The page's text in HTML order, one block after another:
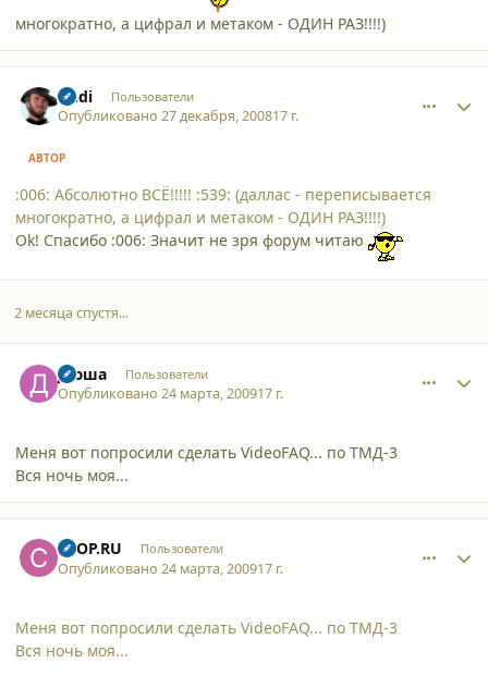
многократно, а цифрал и метаком - ОДИН РАЗ!!!!)
Andi Пользователи
Опубликовано27 декабря, 200817 г.
АВТОР
:006: Абсолютно ВСЁ!!!!! :539: (даллас - переписывается
многократно, а цифрал и метаком - ОДИН РАЗ!!!!)
Ok! Спасибо :006: Значит не зря форум читаю
2 месяца спустя...
Дюша Пользователи
Опубликовано24 марта, 200917 г.
Меня вот попросили сделать VideoFAQ... по ТМД-3
Вся ночь моя...
CTOP.RU Пользователи
Опубликовано24 марта, 200917 г.
Меня вот попросили сделать VideoFAQ... по ТМД-3
Вся ночь моя...